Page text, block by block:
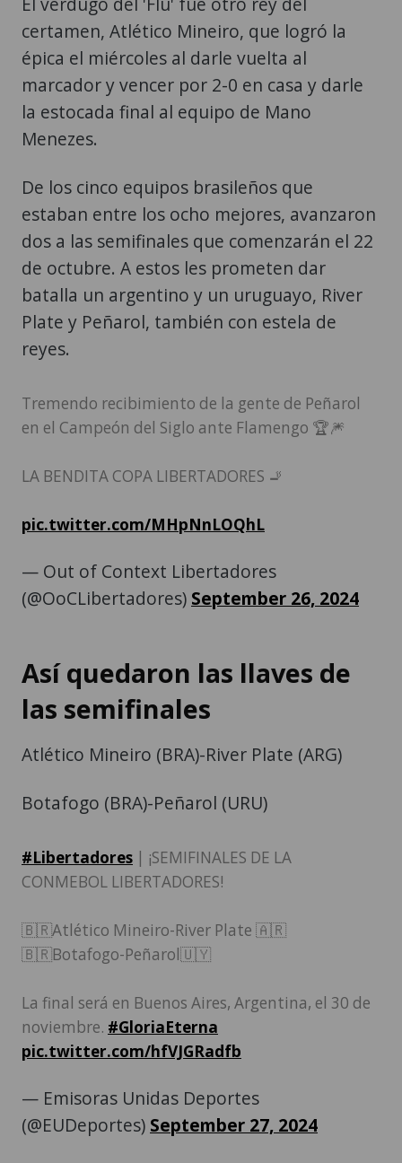
certamen, Atlético Mineiro, que logró la
épica el miércoles al darle vuelta al
marcador y vencer por 2-0 en casa y darle
la estocada final al equipo de Mano
Menezes.
De los cinco equipos brasileños que
estaban entre los ocho mejores, avanzaron
dos a las semifinales que comenzarán el 22
de octubre. A estos les prometen dar
batalla un argentino y un uruguayo, River
Plate y Peñarol, también con estela de
reyes.
Tremendo recibimiento de la gente de Peñarol
en el Campeón del Siglo ante Flamengo 🏆🎆
LA BENDITA COPA LIBERTADORES 🚬
pic.twitter.com/MHpNnLOQhL
— Out of Context Libertadores
(@OoCLibertadores) September 26, 2024
Así quedaron las llaves de
las semifinales
Atlético Mineiro (BRA)-River Plate (ARG)
Botafogo (BRA)-Peñarol (URU)
#Libertadores | ¡SEMIFINALES DE LA
CONMEBOL LIBERTADORES!
🇧🇷Atlético Mineiro-River Plate 🇦🇷
🇧🇷Botafogo-Peñarol🇺🇾
La final será en Buenos Aires, Argentina, el 30 de
noviembre. #GloriaEterna
pic.twitter.com/hfVJGRadfb
— Emisoras Unidas Deportes
(@EUDeportes) September 27, 2024